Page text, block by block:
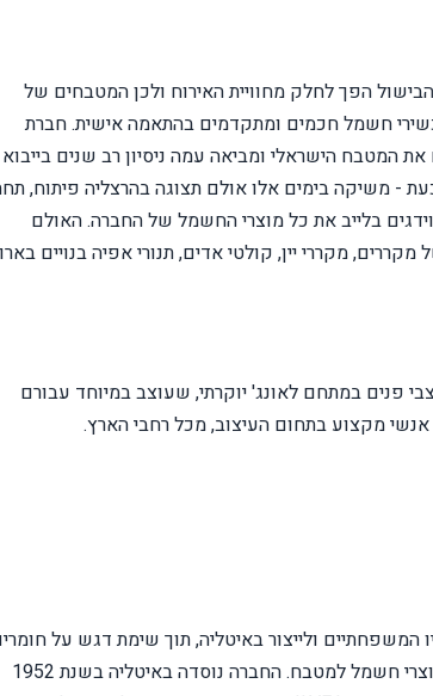
הפך לחלק מחוויית האירוח ולכן המטבחים של
חשמל חכמים ומתקדמים בהתאמה אישית. חברת
המטבח הישראלי ומביאה עמה ניסיון רב שנים בייבוא
- משיקה בימים אלו אולם תצוגה בהרצליה פיתוח,
בלייב את כל מוצרי החשמל של החברה. האולם
מגוון רחב של מקררים, מקררי יין, קולטי אדים, תנורי אפיה בנויים
פנים במתחם לאונג' יוקרתי, שעוצב במיוחד עבורם
מקצוע בתחום העיצוב, מכל רחבי הארץ.
המשפחתיים ולייצור באיטליה, תוך שימת דגש על
איכותיים, חדשנות ומלאכת יד, המתמחה בייצור תנורים, כיריים ומוצרי חשמל למטבח. החברה נוסדה באיטליה בשנת 1952